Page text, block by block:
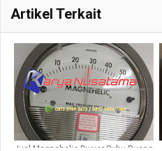
Artikel Terkait
Jual Magnehelic Dwyer Suhu Ruang